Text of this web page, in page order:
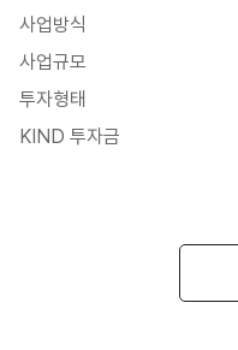
사업방식
사업규모
투자형태
KIND 투자금